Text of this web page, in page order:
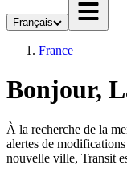
Français
France
Bonjour,
À la recherche de la
alertes de
nouvelle ville, Transit